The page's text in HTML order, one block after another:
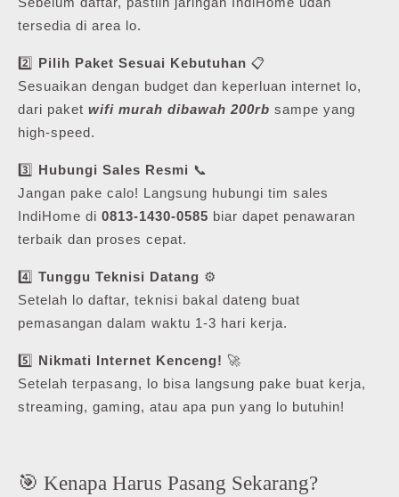
tersedia di area lo.
2️⃣ Pilih Paket Sesuai Kebutuhan 📋
Sesuaikan dengan budget dan keperluan internet lo,
dari paket wifi murah dibawah 200rb sampe yang
high-speed.
3️⃣ Hubungi Sales Resmi 📞
Jangan pake calo! Langsung hubungi tim sales
IndiHome di 0813-1430-0585 biar dapet penawaran
terbaik dan proses cepat.
4️⃣ Tunggu Teknisi Datang ⚙️
Setelah lo daftar, teknisi bakal dateng buat
pemasangan dalam waktu 1-3 hari kerja.
5️⃣ Nikmati Internet Kenceng! 🚀
Setelah terpasang, lo bisa langsung pake buat kerja,
streaming, gaming, atau apa pun yang lo butuhin!
🎯 Kenapa Harus Pasang Sekarang?